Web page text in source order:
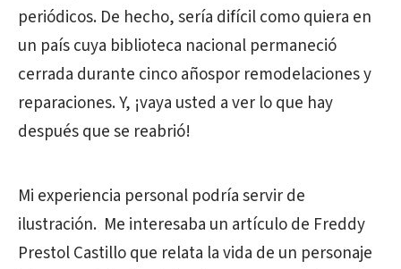
periódicos. De hecho, sería difícil como quiera en
un país cuya biblioteca nacional permaneció
cerrada durante cinco añospor remodelaciones y
reparaciones. Y, ¡vaya usted a ver lo que hay
después que se reabrió!
Mi experiencia personal podría servir de
ilustración. Me interesaba un artículo de Freddy
Prestol Castillo que relata la vida de un personaje